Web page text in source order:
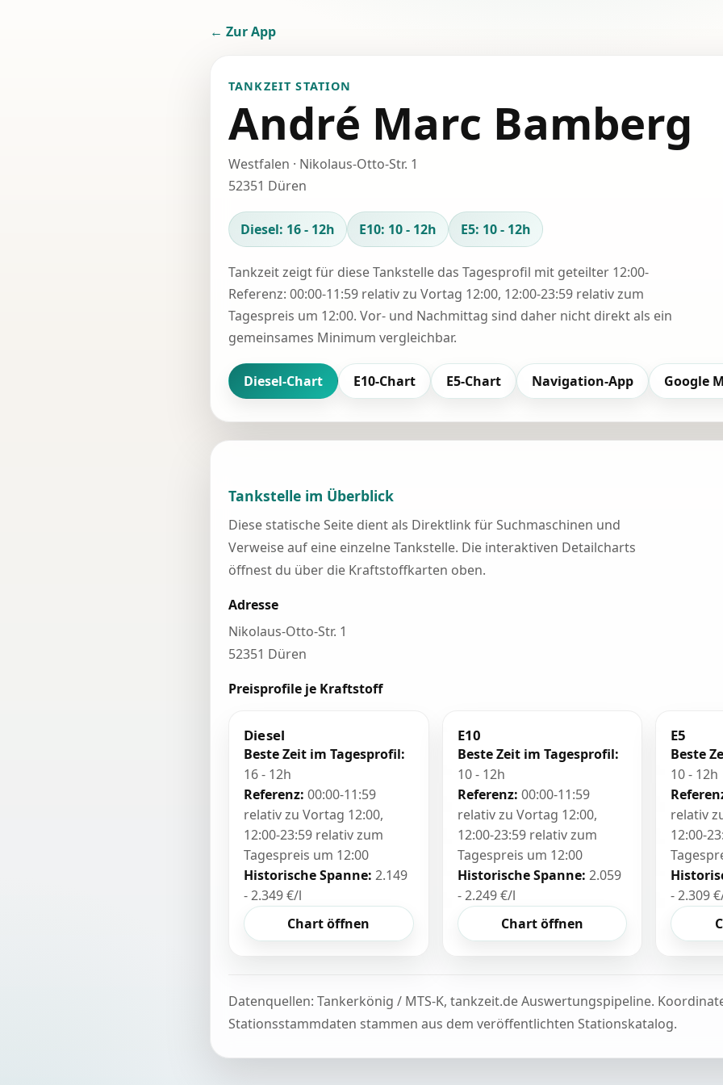
← Zur App
TANKZEIT STATION
André Marc Bamberg
Westfalen · Nikolaus-Otto-Str. 1
52351 Düren
Diesel: 16 - 12h E10: 10 - 12h E5: 10 - 12h
Tankzeit zeigt für diese Tankstelle das Tagesprofil mit geteilter 12:00-
Referenz: 00:00-11:59 relativ zu Vortag 12:00, 12:00-23:59 relativ zum
Tagespreis um 12:00. Vor- und Nachmittag sind daher nicht direkt als ein
gemeinsames Minimum vergleichbar.
Diesel-Chart E10-Chart E5-Chart Navigation-App Google
Tankstelle im Überblick
Diese statische Seite dient als Direktlink für Suchmaschinen und
Verweise auf eine einzelne Tankstelle. Die interaktiven Detailcharts
öffnest du über die Kraftstoffkarten oben.
Adresse
Nikolaus-Otto-Str. 1
52351 Düren
Preisprofile je Kraftstoff
Diesel
Beste Zeit im Tagesprofil:
16 - 12h
Referenz: 00:00-11:59
relativ zu Vortag 12:00,
12:00-23:59 relativ zum
Tagespreis um 12:00
Historische Spanne: 2.149
- 2.349 €/l
Chart öffnen
E10
Beste Zeit im Tagesprofil:
10 - 12h
Referenz: 00:00-11:59
relativ zu Vortag 12:00,
12:00-23:59 relativ zum
Tagespreis um 12:00
Historische Spanne: 2.059
- 2.249 €/l
Chart öffnen
E5
Beste
10 - 12h
relativ
12:00-
- 2.309
Datenquellen: Tankerkönig / MTS-K, tankzeit.de Auswertungspipeline.
Stationsstammdaten stammen aus dem veröffentlichten Stationskatalog.